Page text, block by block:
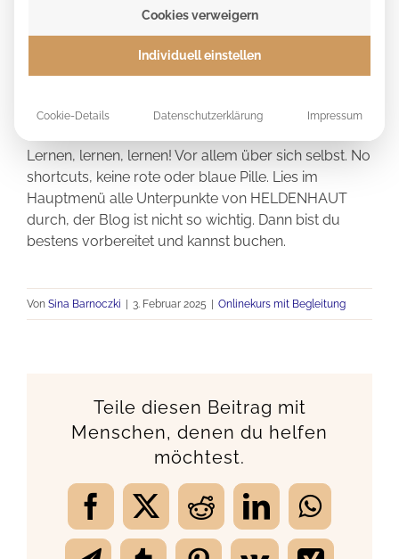
🏆 KUNDENSTIMMEN
so strukturiert, dass du alles von Beginn an lernst.
Deine Kenntnisse steigern sich in ca. 10 Wochen
unheimlich. Du wirst dich am Anfang unsicher fühlen
Abkürzung. Alle müssen da durch. Jede einzelne
Lernen, lernen, lernen! Vor allem über sich selbst. No
shortcuts, keine rote oder blaue Pille. Lies im
Hauptmenü alle Unterpunkte von HELDENHAUT
durch, der Blog ist nicht so wichtig. Dann bist du
bestens vorbereitet und kannst buchen.
Von Sina Barnoczki 3. Februar 2025 Onlinekurs mit Begleitung
Teile diesen Beitrag mit
Menschen, denen du helfen
möchtest.
Facebook
X RedditLinkedIn
Cookies verweigern
Individuell einstellen
Cookie-Details Datenschutzerklärung Impressum